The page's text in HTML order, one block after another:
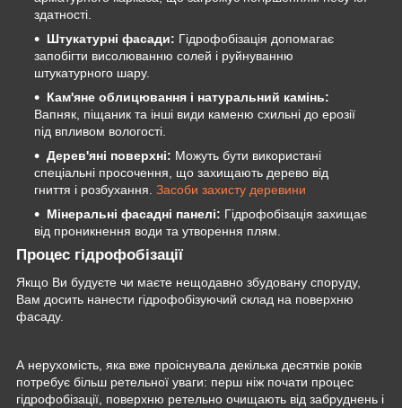
здатності.
Штукатурні фасади: Гідрофобізація допомагає
запобігти висолюванню солей і руйнуванню
штукатурного шару.
Кам'яне облицювання і натуральний камінь:
Вапняк, піщаник та інші види каменю схильні до ерозії
під впливом вологості.
Дерев'яні поверхні: Можуть бути використані
спеціальні просочення, що захищають дерево від
гниття і розбухання. Засоби захисту деревини
Мінеральні фасадні панелі: Гідрофобізація захищає
від проникнення води та утворення плям.
Процес гідрофобізації
Якщо Ви будуєте чи маєте нещодавно збудовану споруду,
Вам досить нанести гідрофобізуючий склад на поверхню
фасаду.
А нерухомість, яка вже проіснувала декілька десятків років
потребує більш ретельної уваги: перш ніж почати процес
гідрофобізації, поверхню ретельно очищають від забруднень і